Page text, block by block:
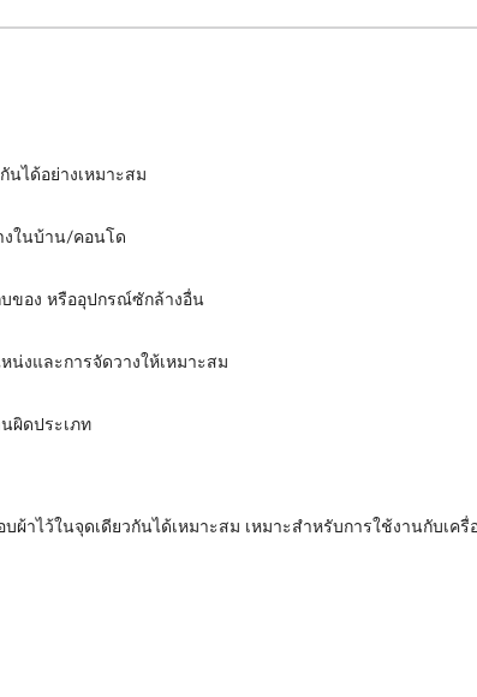
นได้อย่างเหมาะสม
งในบ้าน/คอนโด
บของ หรืออุปกรณ์ซักล้างอื่น
น่งและการจัดวางให้เหมาะสม
ผิดประเภท
าไว้ในจุดเดียวกันได้เหมาะสม เหมาะสำหรับการใช้งานกับเครื่